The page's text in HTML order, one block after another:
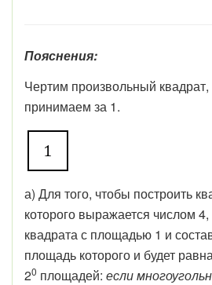
Пояснения:
Чертим произвольный
принимаем за 1.
а) Для того, чтобы построить
которого выражается числом
квадрата с площадью 1 и
площадь которого и будет
20 площадей: если